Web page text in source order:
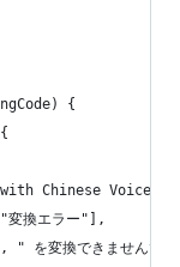
{
Chinese Voice", "
換エラー"],
を変換できませんでし